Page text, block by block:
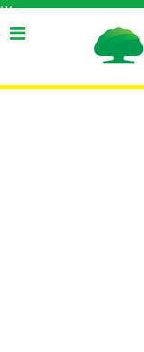
:::
搜
鈕